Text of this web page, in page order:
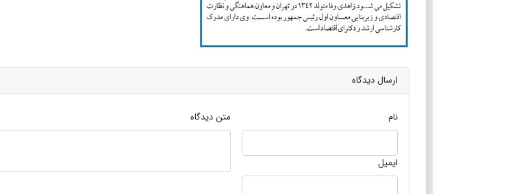
ارسال دیدگاه
نام
ایمیل
متن دیدگاه